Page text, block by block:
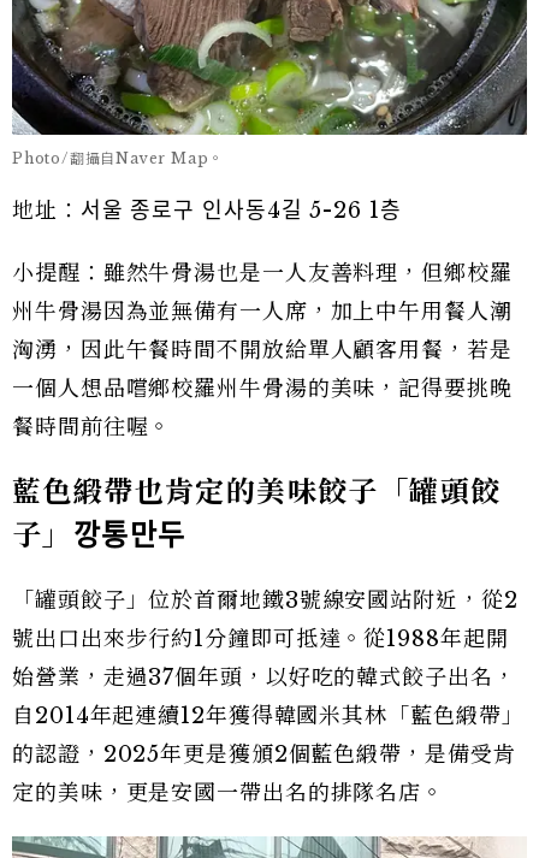
Photo/翻攝自Naver Map。
地址：서울 종로구 인사동4길 5-26 1층
小提醒：雖然牛骨湯也是一人友善料理，但鄉校羅
州牛骨湯因為並無備有一人席，加上中午用餐人潮
洶湧，因此午餐時間不開放給單人顧客用餐，若是
一個人想品嚐鄉校羅州牛骨湯的美味，記得要挑晚
餐時間前往喔。
藍色緞帶也肯定的美味餃子「罐頭餃
子」 깡통만두
「罐頭餃子」位於首爾地鐵3號線安國站附近，從2
號出口出來步行約1分鐘即可抵達。從1988年起開
始營業，走過37個年頭，以好吃的韓式餃子出名，
自2014年起連續12年獲得韓國米其林「藍色緞帶」
的認證，2025年更是獲頒2個藍色緞帶，是備受肯
定的美味，更是安國一帶出名的排隊名店。